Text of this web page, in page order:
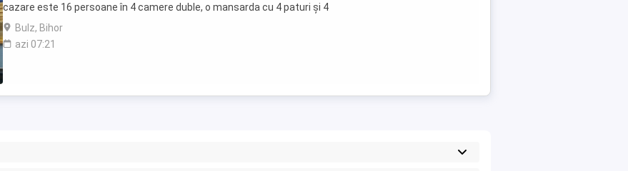
cazare este 16 persoane în 4 camere duble, o mansarda cu 4 paturi și 4
paturi pliante. ...
Bulz, Bihor
azi 07:21